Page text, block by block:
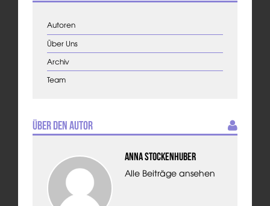
Autoren
Über Uns
Archiv
Team
Über den Autor
Anna Stockenhuber
Alle Beiträge ansehen